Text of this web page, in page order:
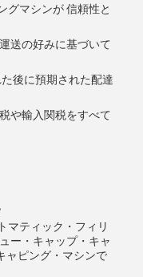
グマシンが 信頼性と
送の好みに基づいて
後に預期された配達
や輸入関税をすべて
マティック・フィリ
ー・キャップ・キャ
ャピング・マシンで